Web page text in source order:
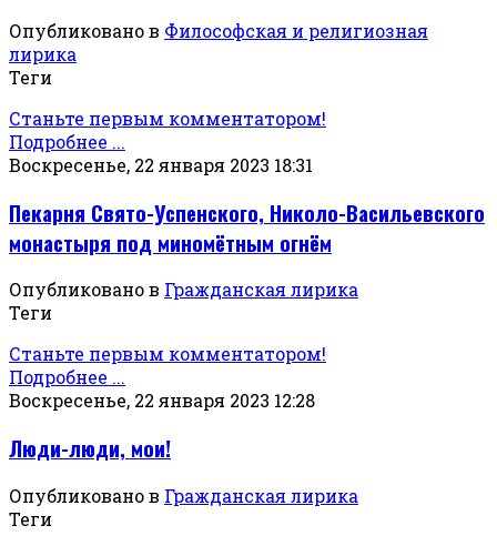
Опубликовано в Философская и религиозная
лирика
Теги
Станьте первым комментатором!
Подробнее ...
Воскресенье, 22 января 2023 18:31
Пекарня Свято-Успенского, Николо-Васильевского
монастыря под миномётным огнём
Опубликовано в Гражданская лирика
Теги
Станьте первым комментатором!
Подробнее ...
Воскресенье, 22 января 2023 12:28
Люди-люди, мои!
Опубликовано в Гражданская лирика
Теги